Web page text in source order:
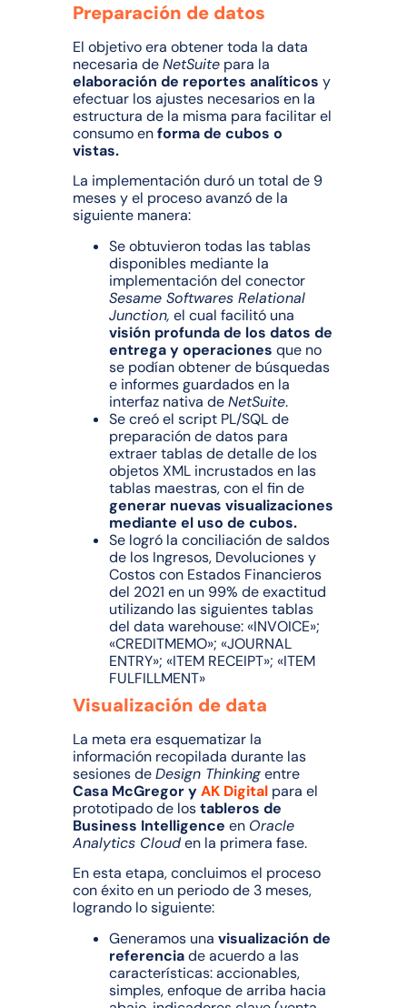
Preparación de datos
El objetivo era obtener toda la data
necesaria deNetSuite para la
elaboración de reportes analíticos y
efectuar los ajustes necesarios en la
estructura de la misma para facilitar el
consumo enforma de cubos o
vistas.
La implementación duró un total de 9
meses y el proceso avanzó de la
siguiente manera:
Se obtuvieron todas las tablas
disponibles mediante la
implementación del conector
Sesame Softwares Relational
Junction, el cual facilitó una
visión profunda de los datos de
entrega y operaciones que no
se podían obtener de búsquedas
e informes guardados en la
interfaz nativa deNetSuite.
Se creó el script PL/SQL de
preparación de datos para
extraer tablas de detalle de los
objetos XML incrustados en las
tablas maestras, con el fin de
generar nuevas visualizaciones
mediante el uso de cubos.
Se logró la conciliación de saldos
de los Ingresos, Devoluciones y
Costos con Estados Financieros
del 2021 en un 99% de exactitud
utilizando las siguientes tablas
del data warehouse: «INVOICE»;
«CREDITMEMO»; «JOURNAL
ENTRY»; «ITEM RECEIPT»; «ITEM
FULFILLMENT»
Visualización de data
La meta era esquematizar la
información recopilada durante las
sesiones deDesign Thinkingentre
Casa McGregor yAK Digital para el
prototipado de lostableros de
Business Intelligence en Oracle
Analytics Clouden la primera fase.
En esta etapa, concluimos el proceso
con éxito en un periodo de 3 meses,
logrando lo siguiente:
Generamos una visualización de
referenciade acuerdo a las
características: accionables,
simples, enfoque de arriba hacia